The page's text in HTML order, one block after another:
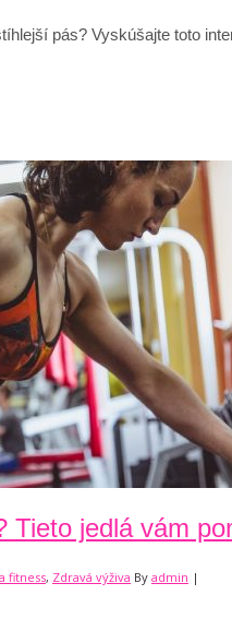
pás? Vyskúšajte toto
Tieto jedlá vám
fitness, Zdravá výživa By admin |